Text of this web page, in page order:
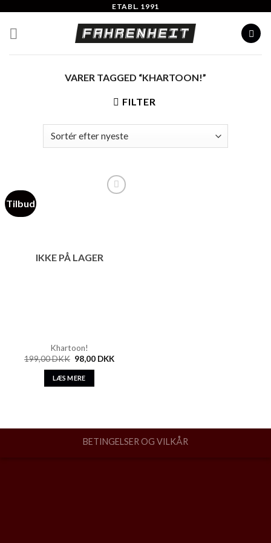
content
ETABL. 1991
VARER TAGGED “KHARTOON!”
FILTER
Tilbud
IKKE PÅ LAGER
Khartoon!
199,00DKK 98,00 DKK
LÆS MERE
BETINGELSER OG VILKÅR